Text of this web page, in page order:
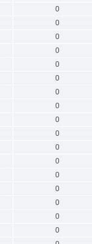
0
0
0
0
0
0
0
0
0
0
0
0
0
0
0
0
0